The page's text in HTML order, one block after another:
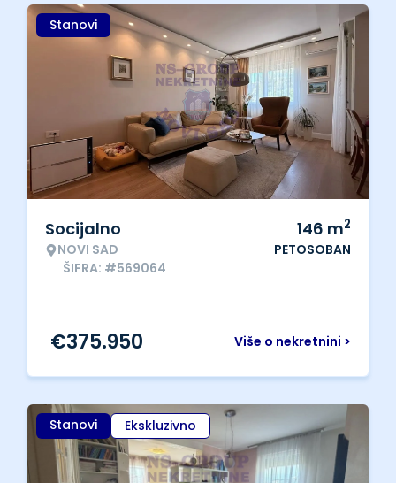
Stanovi
Socijalno
NOVI SAD
ŠIFRA: #569064
146 m2
PETOSOBAN
Više o nekretnini >
€375.950
Stanovi Ekskluzivno